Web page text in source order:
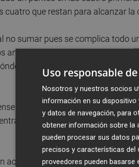
cuatro que restan para alcanzar
no sumar pues se complica todo
anteriores y obviamente el equipo
dan, pero bueno el equipo lo
está firmando en Europa un
que en la Liga de
acompañado por el momento,
Uso responsable
Nosotros y nuestros socios
información en su dispositivo
y datos de navegación, para
obtener información sobre la
pueden procesar sus datos
precisos y características del
proveedores pueden basarse